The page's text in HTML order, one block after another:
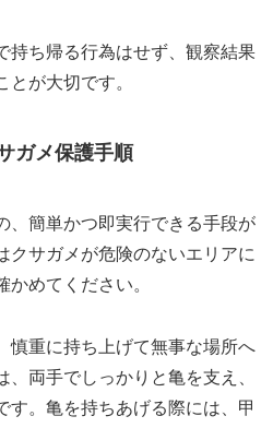
持ち帰る行為はせず、観察結果
が大切です。
ガメ保護手順
、簡単かつ即実行できる手段が
クサガメが危険のないエリアに
めてください。
慎重に持ち上げて無事な場所へ
両手でしっかりと亀を支え、
す。亀を持ちあげる際には、甲